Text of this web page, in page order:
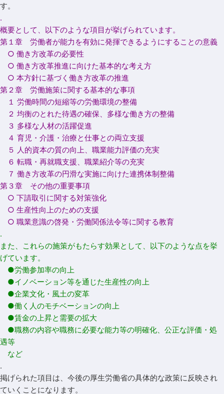
す。
.
概要として、以下のような項目が挙げられています。
第１章 労働者が能力を有効に発揮できるようにすることの意義
○ 働き方改革の必要性
○ 働き方改革推進に向けた基本的な考え方
○ 本方針に基づく働き方改革の推進
第２章 労働施策に関する基本的な事項
１ 労働時間の短縮等の労働環境の整備
２ 均衡のとれた待遇の確保、多様な働き方の整備
３ 多様な人材の活躍促進
４ 育児・介護・治療と仕事との両立支援
５ 人的資本の質の向上、職業能力評価の充実
６ 転職・再就職支援、職業紹介等の充実
７ 働き方改革の円滑な実施に向けた連携体制整備
第３章 その他の重要事項
○ 下請取引に関する対策強化
○ 生産性向上のための支援
○ 職業意識の啓発・労働関係法令等に関する教育
.
また、これらの施策がもたらす効果として、以下のような点を挙
げています。
●労働参加率の向上
●イノベーション等を通じた生産性の向上
●企業文化・風土の変革
●働く人のモチベーションの向上
●賃金の上昇と需要の拡大
●職務の内容や職務に必要な能力等の明確化、公正な評価・処
遇等
など
.
掲げられた項目は、今後の厚生労働省の具体的な政策に反映され
ていくことになります。